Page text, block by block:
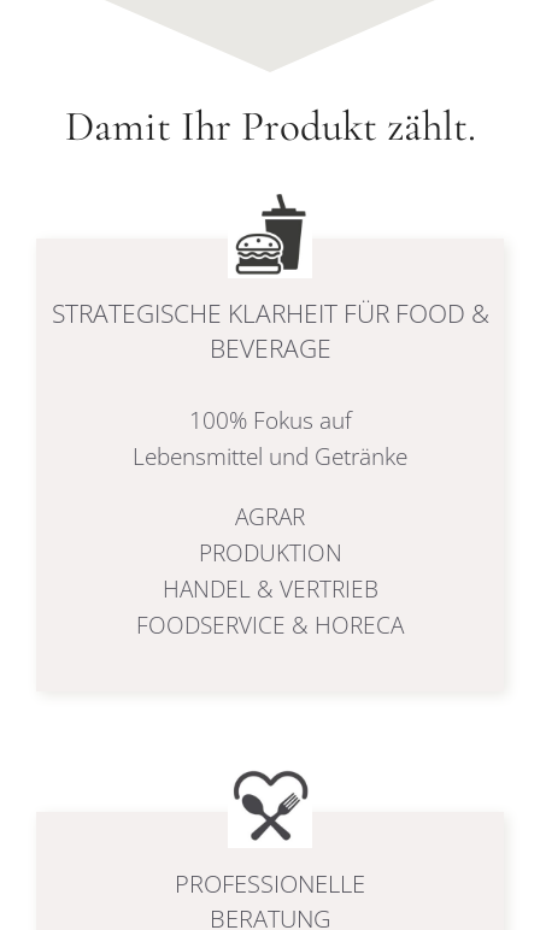
Damit Ihr Produkt zählt.
STRATEGISCHE KLARHEIT FÜR FOOD &
BEVERAGE
100% Fokus auf
Lebensmittel und Getränke
AGRAR
PRODUKTION
HANDEL & VERTRIEB
FOODSERVICE & HORECA
PROFESSIONELLE
BERATUNG